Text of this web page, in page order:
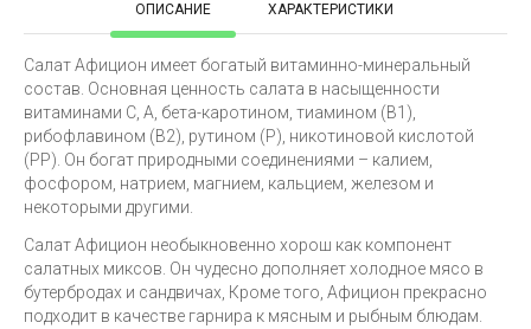
ОПИСАНИЕ ХАРАКТЕРИСТИКИ
Салат Афицион имеет богатый витаминно-минеральный
состав. Основная ценность салата в насыщенности
витаминами C, A, бета-каротином, тиамином (B1),
рибофлавином (B2), рутином (Р), никотиновой кислотой
(PP). Он богат природными соединениями – калием,
фосфором, натрием, магнием, кальцием, железом и
некоторыми другими.
Салат Афицион необыкновенно хорош как компонент
салатных миксов. Он чудесно дополняет холодное мясо в
бутербродах и сандвичах, Кроме того, Афицион прекрасно
подходит в качестве гарнира к мясным и рыбным блюдам.